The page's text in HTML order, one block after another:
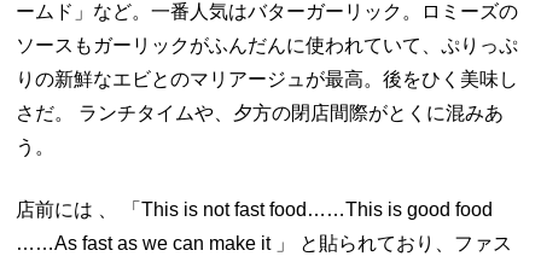
ームド」など。一番人気はバターガーリック。ロミーズの
ソースもガーリックがふんだんに使われていて、ぷりっぷ
りの新鮮なエビとのマリアージュが最高。後をひく美味し
さだ。 ランチタイムや、夕方の閉店間際がとくに混みあ
う。
店前には 、 「This is not fast food……This is good food
……As fast as we can make it 」 と貼られており、ファス